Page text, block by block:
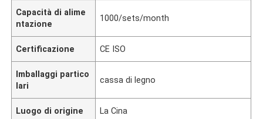
Capacità di alime
ntazione
1000/sets/month
Certificazione CE ISO
Imballaggi partico
lari
cassa di legno
Luogo di origine La Cina